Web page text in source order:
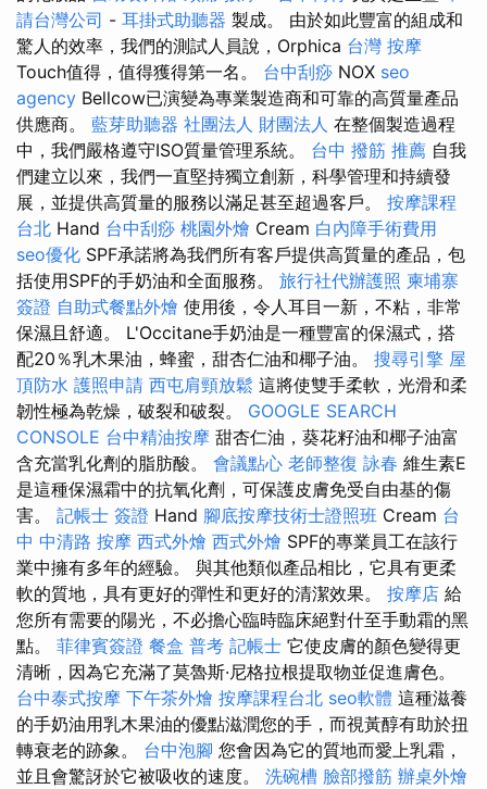
請台灣公司 - 耳掛式助聽器 製成。 由於如此豐富的組成和
驚人的效率，我們的測試人員說，Orphica 台灣 按摩
Touch值得，值得獲得第一名。 台中刮痧 NOX seo
agency Bellcow已演變為專業製造商和可靠的高質量產品
供應商。 藍芽助聽器 社團法人 財團法人 在整個製造過程
中，我們嚴格遵守ISO質量管理系統。 台中 撥筋 推薦 自我
們建立以來，我們一直堅持獨立創新，科學管理和持續發
展，並提供高質量的服務以滿足甚至超過客戶。 按摩課程
台北 Hand 台中刮痧 桃園外燴 Cream 白內障手術費用
seo優化 SPF承諾將為我們所有客戶提供高質量的產品，包
括使用SPF的手奶油和全面服務。 旅行社代辦護照 柬埔寨
簽證 自助式餐點外燴 使用後，令人耳目一新，不粘，非常
保濕且舒適。 L'Occitane手奶油是一種豐富的保濕式，搭
配20％乳木果油，蜂蜜，甜杏仁油和椰子油。 搜尋引擎 屋
頂防水 護照申請 西屯肩頸放鬆 這將使雙手柔軟，光滑和柔
韌性極為乾燥，破裂和破裂。 GOOGLE SEARCH
CONSOLE 台中精油按摩 甜杏仁油，葵花籽油和椰子油富
含充當乳化劑的脂肪酸。 會議點心 老師整復 詠春 維生素E
是這種保濕霜中的抗氧化劑，可保護皮膚免受自由基的傷
害。 記帳士 簽證 Hand 腳底按摩技術士證照班 Cream 台
中 中清路 按摩 西式外燴 西式外燴 SPF的專業員工在該行
業中擁有多年的經驗。 與其他類似產品相比，它具有更柔
軟的質地，具有更好的彈性和更好的清潔效果。 按摩店 給
您所有需要的陽光，不必擔心臨時臨床絕對什至手動霜的黑
點。 菲律賓簽證 餐盒 普考 記帳士 它使皮膚的顏色變得更
清晰，因為它充滿了莫魯斯·尼格拉根提取物並促進膚色。
台中泰式按摩 下午茶外燴 按摩課程台北 seo軟體 這種滋養
的手奶油用乳木果油的優點滋潤您的手，而視黃醇有助於扭
轉衰老的跡象。 台中泡腳 您會因為它的質地而愛上乳霜，
並且會驚訝於它被吸收的速度。 洗碗槽 臉部撥筋 辦桌外燴